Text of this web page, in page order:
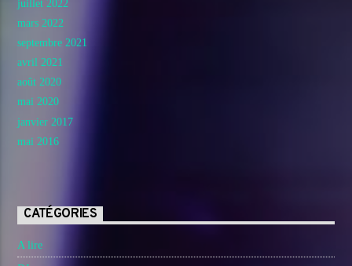
juillet 2022
mars 2022
septembre 2021
avril 2021
août 2020
mai 2020
janvier 2017
mai 2016
CATÉGORIES
A lire